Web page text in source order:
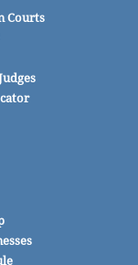
Courts